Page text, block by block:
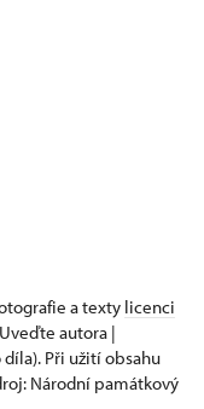
a texty licenci
autora |
Při užití obsahu
Národní památkový